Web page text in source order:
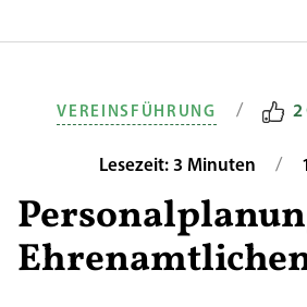
VEREINSFÜHRUNG / 2
Lesezeit: 3 Minuten /